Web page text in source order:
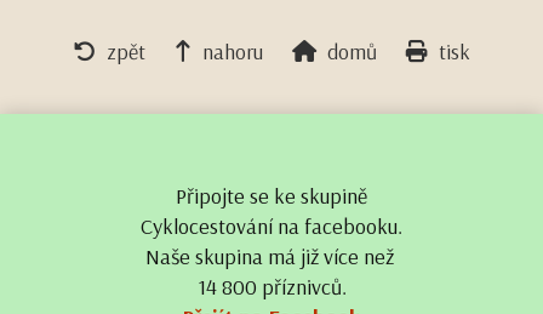
zpět nahoru domů tisk
Připojte se ke skupině
Cyklocestování na facebooku.
Naše skupina má již více než
14 800 příznivců.